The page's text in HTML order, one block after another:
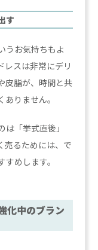
す
うお気持ちもよ
レスは非常にデリ
皮脂が、時間と共
りません。
「挙式直後」
売るためには、で
めします。
化中のブラン